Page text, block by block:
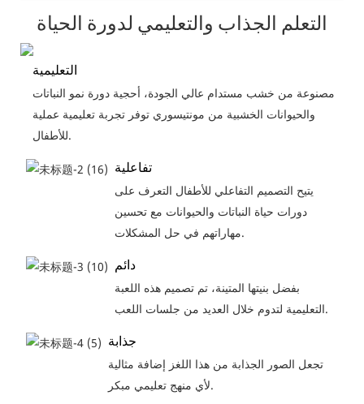
التعلم الجذاب والتعليمي لدورة الحياة
التعليمية
مصنوعة من خشب مستدام عالي الجودة، أحجية دورة نمو النباتات
والحيوانات الخشبية من مونتيسوري توفر تجربة تعليمية عملية
للأطفال.
تفاعلية
يتيح التصميم التفاعلي للأطفال التعرف على
دورات حياة النباتات والحيوانات مع تحسين
مهاراتهم في حل المشكلات.
دائم
بفضل بنيتها المتينة، تم تصميم هذه اللعبة
التعليمية لتدوم خلال العديد من جلسات اللعب.
جذابة
تجعل الصور الجذابة من هذا اللغز إضافة مثالية
لأي منهج تعليمي مبكر.